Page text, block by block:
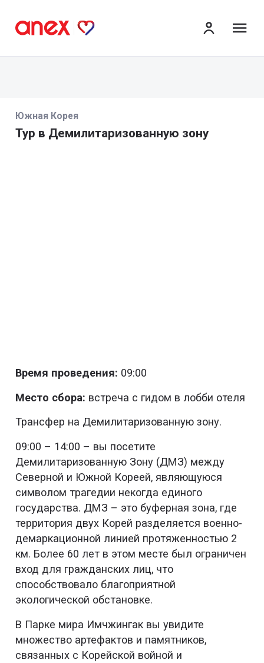
Южная Корея
Тур в Демилитаризованную зону
Время проведения: 09:00
Место сбора: встреча с гидом в лобби отеля
Трансфер на Демилитаризованную зону.
09:00 – 14:00 – вы посетите
Демилитаризованную Зону (ДМЗ) между
Северной и Южной Кореей, являющуюся
символом трагедии некогда единого
государства. ДМЗ – это буферная зона, где
территория двух Корей разделяется военно-
демаркационной линией протяженностью 2
км. Более 60 лет в этом месте был ограничен
вход для гражданских лиц, что
способствовало благоприятной
экологической обстановке.
В Парке мира Имчжингак вы увидите
множество артефактов и памятников,
связанных с Корейской войной и